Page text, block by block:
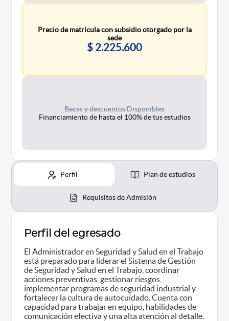
Precio de matrícula con subsidio otorgado por la
sede
$ 2.225.600
Becas y descuentos Disponibles
Financiamiento de hasta el 100% de tus estudios
Perfil Plan de estudios
Requisitos de Admisión
Perfil del egresado
El Administrador en Seguridad y Salud en el Trabajo
está preparado para liderar el Sistema de Gestión
de Seguridad y Salud en el Trabajo, coordinar
acciones preventivas, gestionar riesgos,
implementar programas de seguridad industrial y
fortalecer la cultura de autocuidado. Cuenta con
capacidad para trabajar en equipo, habilidades de
comunicación efectiva y una alta atención al detalle.